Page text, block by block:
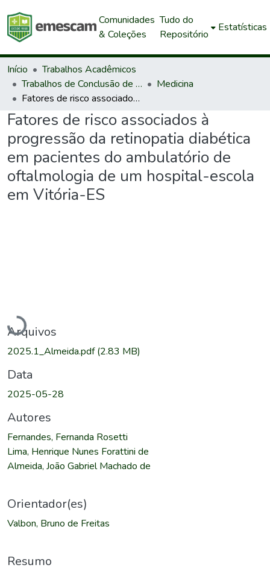
Comunidades
& Coleções
Tudo do
Repositório
Estatísticas
Início
Trabalhos Acadêmicos
Trabalhos de Conclusão de Curso de Graduação
Medicina
Fatores de risco associados à progressão da retinopatia diabética em pacientes do ambulatório de oftalmologia de um hospital-escola em Vitória-ES
Fatores de risco associados à
progressão da retinopatia diabética
em pacientes do ambulatório de
oftalmologia de um hospital-escola
em Vitória-ES
Carregando...
Arquivos
2025.1_Almeida.pdf(2.83 MB)
Data
2025-05-28
Autores
Fernandes, Fernanda Rosetti
Lima, Henrique Nunes Forattini de
Almeida, João Gabriel Machado de
Orientador(es)
Valbon, Bruno de Freitas
Resumo